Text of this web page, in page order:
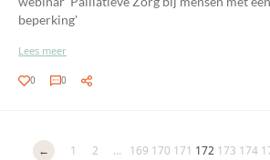
beperking'
Lees meer
0 0
← 1 2 ... 169 170 171 172 173 174